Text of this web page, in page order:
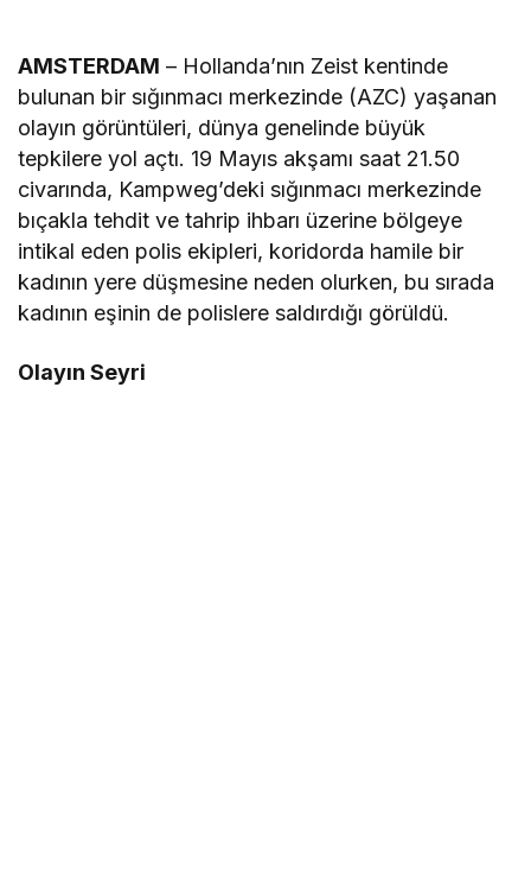
AMSTERDAM – Hollanda’nın Zeist kentinde
bulunan bir sığınmacı merkezinde (AZC) yaşanan
olayın görüntüleri, dünya genelinde büyük
tepkilere yol açtı. 19 Mayıs akşamı saat 21.50
civarında, Kampweg’deki sığınmacı merkezinde
bıçakla tehdit ve tahrip ihbarı üzerine bölgeye
intikal eden polis ekipleri, koridorda hamile bir
kadının yere düşmesine neden olurken, bu sırada
kadının eşinin de polislere saldırdığı görüldü.
Olayın Seyri